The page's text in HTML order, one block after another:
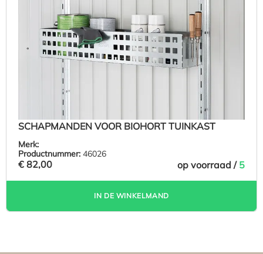
SCHAPMANDEN VOOR BIOHORT TUINKAST
Merk:
Productnummer: 46026
€ 82,00 op voorraad / 5
IN DE WINKELMAND